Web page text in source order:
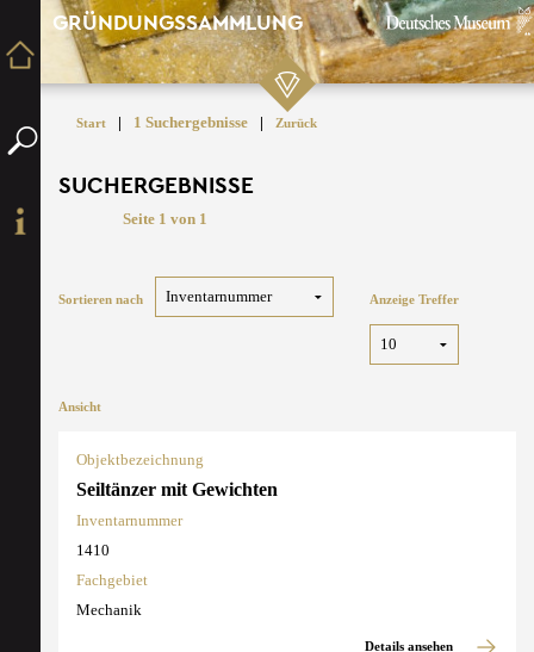
GRÜNDUNGSSAMMLUNG
Start | 1 Suchergebnisse | Zurück
SUCHERGEBNISSE
Seite 1 von 1
Sortieren nach Anzeige Treffer
Ansicht
Objektbezeichnung
Seiltänzer mit Gewichten
Inventarnummer
1410
Fachgebiet
Mechanik
Details ansehen